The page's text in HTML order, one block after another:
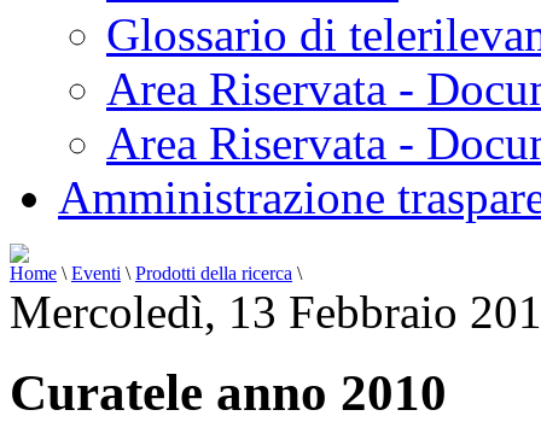
Glossario di
Area Riservata -
Area Riservata -
Amministrazione
Home \ Eventi \ Prodotti della ricerca \
Mercoledì, 13 Febbraio
Curatele anno 2010